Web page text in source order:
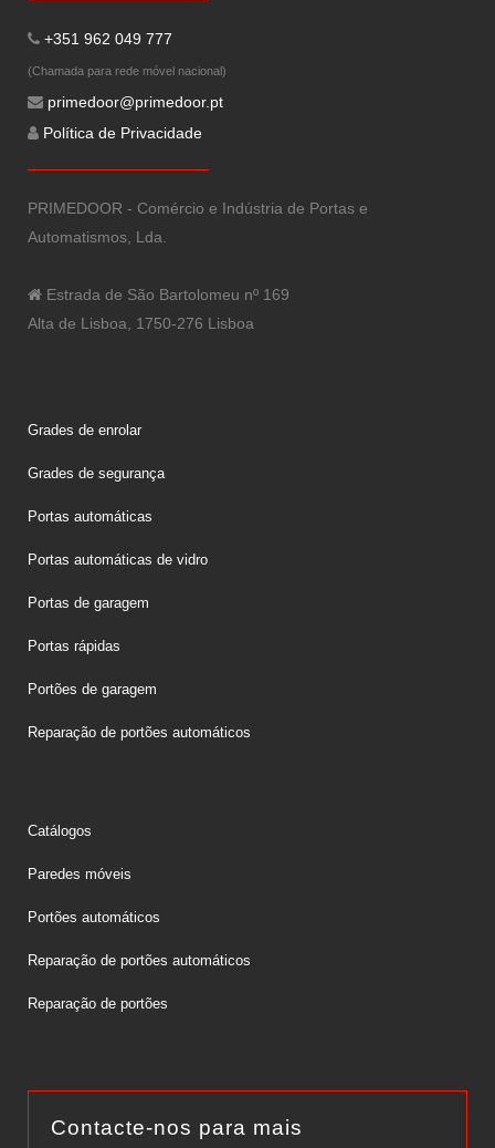
+351 962 049 777
(Chamada para rede móvel nacional)
primedoor@primedoor.pt
Política de Privacidade
PRIMEDOOR - Comércio e Indústria de Portas e
Automatismos, Lda.
Estrada de São Bartolomeu nº 169
Alta de Lisboa, 1750-276 Lisboa
Grades de enrolar
Grades de segurança
Portas automáticas
Portas automáticas de vidro
Portas de garagem
Portas rápidas
Portões de garagem
Reparação de portões automáticos
Catálogos
Paredes móveis
Portões automáticos
Reparação de portões automáticos
Reparação de portões
Contacte-nos para mais